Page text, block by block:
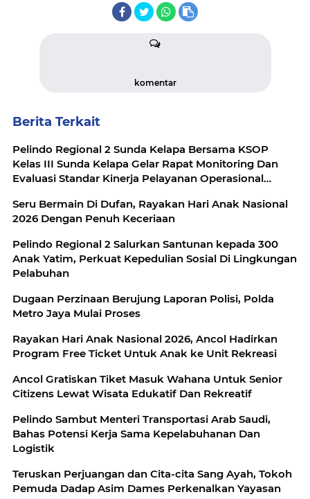
komentar
Berita Terkait
Pelindo Regional 2 Sunda Kelapa Bersama KSOP
Kelas III Sunda Kelapa Gelar Rapat Monitoring Dan
Evaluasi Standar Kinerja Pelayanan Operasional
Seru Bermain Di Dufan, Rayakan Hari Anak Nasional
2026 Dengan Penuh Keceriaan
Pelindo Regional 2 Salurkan Santunan kepada 300
Anak Yatim, Perkuat Kepedulian Sosial Di Lingkungan
Pelabuhan
Dugaan Perzinaan Berujung Laporan Polisi, Polda
Metro Jaya Mulai Proses
Rayakan Hari Anak Nasional 2026, Ancol Hadirkan
Program Free Ticket Untuk Anak ke Unit Rekreasi
Ancol Gratiskan Tiket Masuk Wahana Untuk Senior
Citizens Lewat Wisata Edukatif Dan Rekreatif
Pelindo Sambut Menteri Transportasi Arab Saudi,
Bahas Potensi Kerja Sama Kepelabuhanan Dan
Logistik
Teruskan Perjuangan dan Cita-cita Sang Ayah, Tokoh
Pemuda Dadap Asim Dames Perkenalkan Yayasan